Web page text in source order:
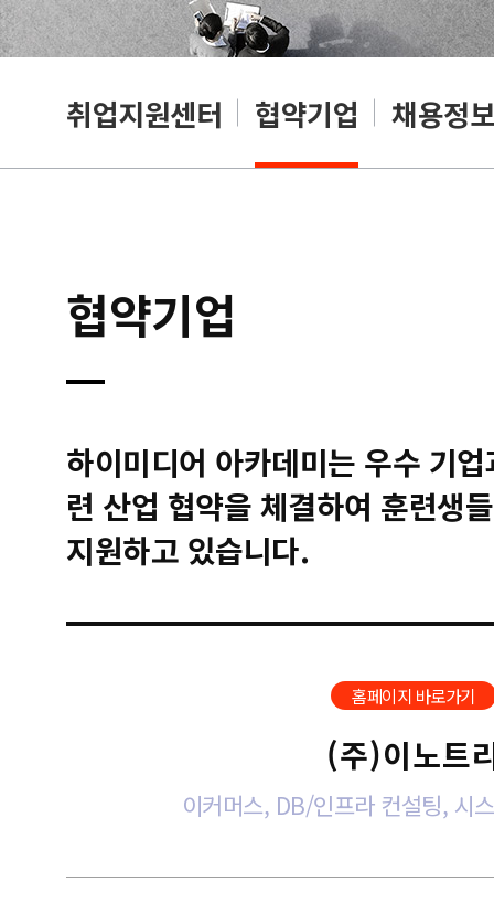
취업지원센터 협약기업 채용정보
협약기업
하이미디어 아카데미는 우수 기
련 산업 협약을 체결하여 훈련생
지원하고 있습니다.
홈페이지 바로가기
(주)이노트
이커머스, DB/인프라 컨설팅, 시